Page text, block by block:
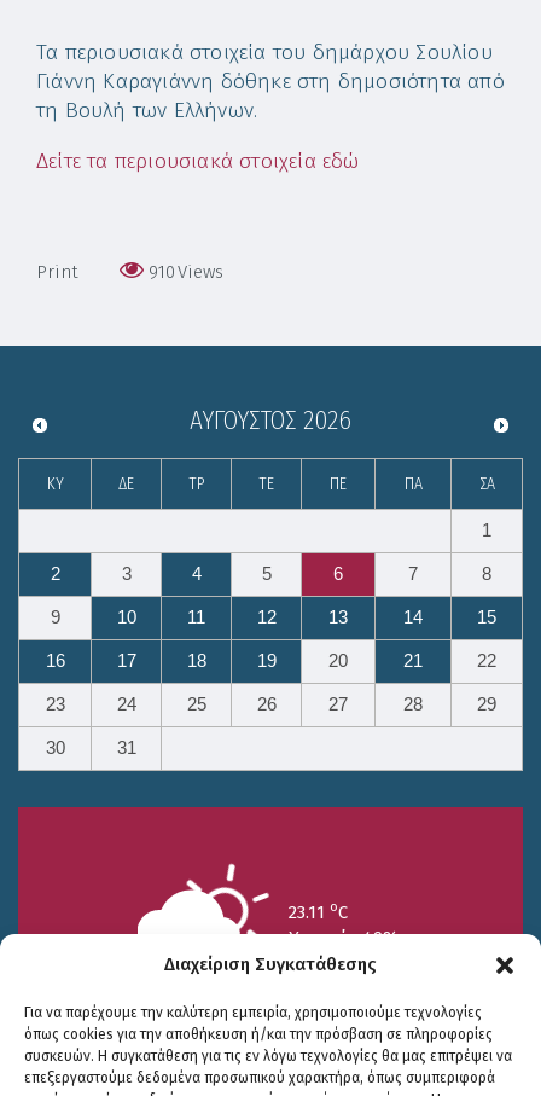
Διαχείριση Συγκατάθεσης
Για να παρέχουμε την καλύτερη εμπειρία, χρησιμοποιούμε τεχνολογίες
όπως cookies για την αποθήκευση ή/και την πρόσβαση σε πληροφορίες
συσκευών. Η συγκατάθεση για τις εν λόγω τεχνολογίες θα μας επιτρέψει να
επεξεργαστούμε δεδομένα προσωπικού χαρακτήρα, όπως συμπεριφορά
Τα περιουσιακά στοιχεία του δημάρχου Σουλίου
Γιάννη Καραγιάννη δόθηκε στη δημοσιότητα από
τη Βουλή των Ελλήνων.
Δείτε τα περιουσιακά στοιχεία εδώ
Print 910Views
ΑΎΓΟΥΣΤΟΣ 2026
ΚΥ ΔΕ ΤΡ ΤΕ ΠΕ ΠΑ ΣΑ
1
2 3 4 5 6 7 8
9 10 11 12 13 14 15
16 17 18 19 20 21 22
23 24 25 26 27 28 29
30 31
23.11 oC
Υγρασία 49%